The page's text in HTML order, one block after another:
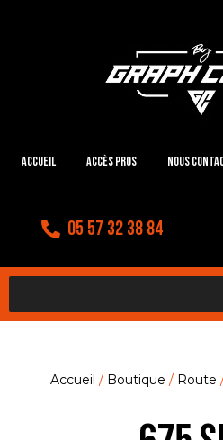
Accueil Accès Pros Nous
05 57 32 38 84
Accueil / Boutique / Route